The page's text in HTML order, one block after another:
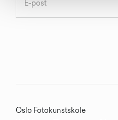
Oslo Fotokunstskole